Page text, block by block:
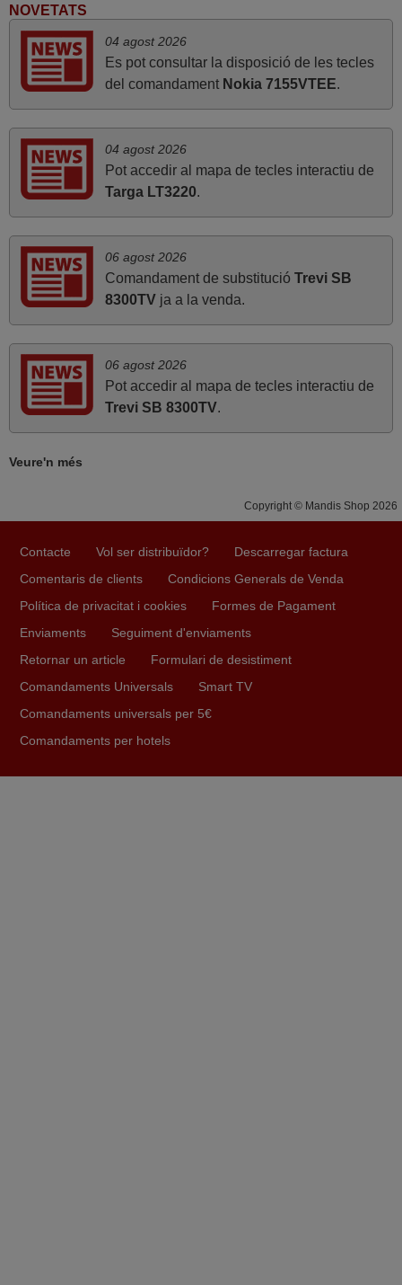
octubre 2021
ESPANYA
bona tarda, comanda, servei i recollida, menys de 24h.
impecable, bona feina, felicitats. salutacions,
ESPAÑA
2020
Tot perfecte.
Jordi,
NOVETATS
04 agost 2026
Es pot consultar la disposició de les tecles
del comandament Nokia 7155VTEE.
04 agost 2026
Pot accedir al mapa de tecles interactiu de
Targa LT3220.
06 agost 2026
Comandament de substitució Trevi SB
8300TVja a la venda.
06 agost 2026
Pot accedir al mapa de tecles interactiu de
Trevi SB 8300TV.
Veure'n més
Copyright © Mandis Shop 2026
Contacte Vol ser distribuïdor?
Descarregar factura
Comentaris de clients
Condicions Generals de Venda
Política de privacitat i cookies
Formes de Pagament
Enviaments
Seguiment d'enviaments
Retornar un article
Formulari de desistiment
Comandaments Universals
Smart TV
Comandaments universals per 5€
Comandaments per hotels